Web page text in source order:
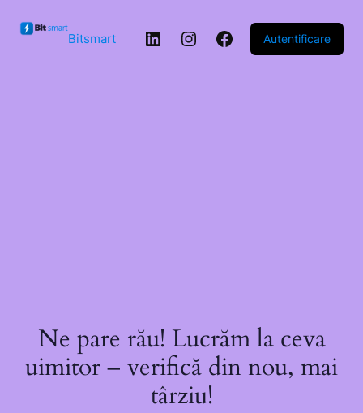
conținut
Bitsmart LinkedInInstagram
Facebook
Autentificare
Ne pare rău! Lucrăm la ceva
uimitor – verifică din nou, mai
târziu!